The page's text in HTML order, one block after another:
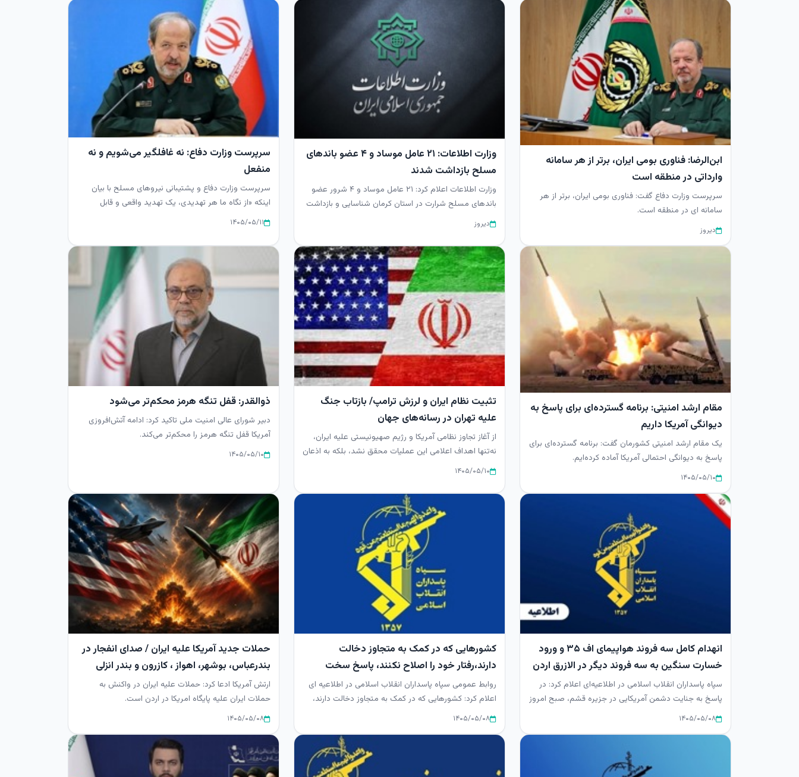
ابن‌الرضا: فناوری بومی ایران، برتر از هر سامانه
وارداتی در منطقه است
سرپرست وزارت دفاع گفت: فناوری بومی ایران، برتر از هر
سامانه ای در منطقه است.
دیروز
وزارت اطلاعات: ۲۱ عامل موساد و ۴ عضو باندهای
مسلح بازداشت شدند
وزارت اطلاعات اعلام کرد: ۲۱ عامل موساد و ۴ شرور عضو
باندهای مسلح شرارت در استان کرمان شناسایی و بازداشت
شدند.دیروز
سرپرست وزارت دفاع: نه غافلگیر می‌شویم و نه
منفعل
سرپرست وزارت دفاع و پشتیبانی نیروهای مسلح با بیان
اینکه «از نگاه ما هر تهدیدی، یک تهدید واقعی و قابل
اعتناست»، تاکید کرد...
۱۴۰۵/۰۵/۱۱
مقام ارشد امنیتی: برنامه گسترده‌ای برای پاسخ به
دیوانگی آمریکا داریم
یک مقام ارشد امنیتی کشورمان گفت: برنامه گسترده‌ای برای
پاسخ به دیوانگی احتمالی آمریکا آماده کرده‌ایم.
۱۴۰۵/۰۵/۱۰
تثبیت نظام ایران و لرزش ترامپ/ بازتاب جنگ
علیه تهران در رسانه‌های جهان
از آغاز تجاوز نظامی آمریکا و رژیم صهیونیستی علیه ایران،
نه‌تنها اهداف اعلامی این عملیات محقق نشد، بلکه به اذعان
مقامات غ...
۱۴۰۵/۰۵/۱۰
ذوالقدر: قفل تنگه هرمز محکم‌تر می‌شود
دبیر شورای عالی امنیت ملی تاکید کرد: ادامه آتش‌افروزی
آمریکا قفل تنگه هرمز را محکم‌تر می‌کند.
۱۴۰۵/۰۵/۱۰
انهدام کامل سه فروند هواپیمای اف ۳۵ و ورود
خسارت سنگین به سه فروند دیگر در الازرق اردن
سپاه پاسداران انقلاب اسلامی در اطلاعیه‌ای اعلام کرد: در
پاسخ به جنایت دشمن آمریکایی در جزیره قشم، صبح امروز
رزمندگان نیر...
۱۴۰۵/۰۵/۰۸
کشورهایی که در کمک به متجاوز دخالت
دارند،رفتار خود را اصلاح نکنند، پاسخ سخت
دریافت می‌کنند
روابط عمومی سپاه پاسداران انقلاب اسلامی در اطلاعیه ای
اعلام کرد: کشورهایی که در کمک به متجاوز دخالت دارند،
اگر رفتار خود...
۱۴۰۵/۰۵/۰۸
حملات جدید آمریکا علیه ایران / صدای انفجار در
بندرعباس، بوشهر، اهواز ، کازرون و بندر انزلی
ارتش آمریکا ادعا کرد: حملات علیه ایران در واکنش به
حملات ایران علیه پایگاه امریکا در اردن است.
۱۴۰۵/۰۵/۰۸